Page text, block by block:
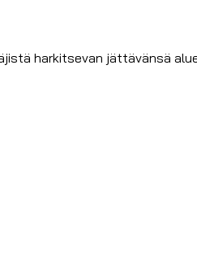
harkitsevan jättävänsä